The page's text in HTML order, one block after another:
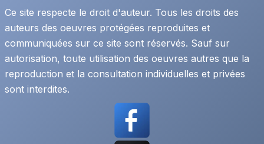
Ce site respecte le droit d'auteur. Tous les droits des
auteurs des oeuvres protégées reproduites et
communiquées sur ce site sont réservés. Sauf sur
autorisation, toute utilisation des oeuvres autres que la
reproduction et la consultation individuelles et privées
sont interdites.